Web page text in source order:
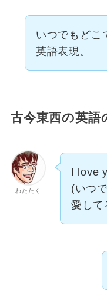
いつでもどこ
英語表現。
古今東西の英語
わたたく
I love
(いつ
愛して